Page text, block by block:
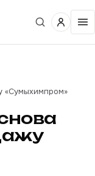
«Сумыхимпром»